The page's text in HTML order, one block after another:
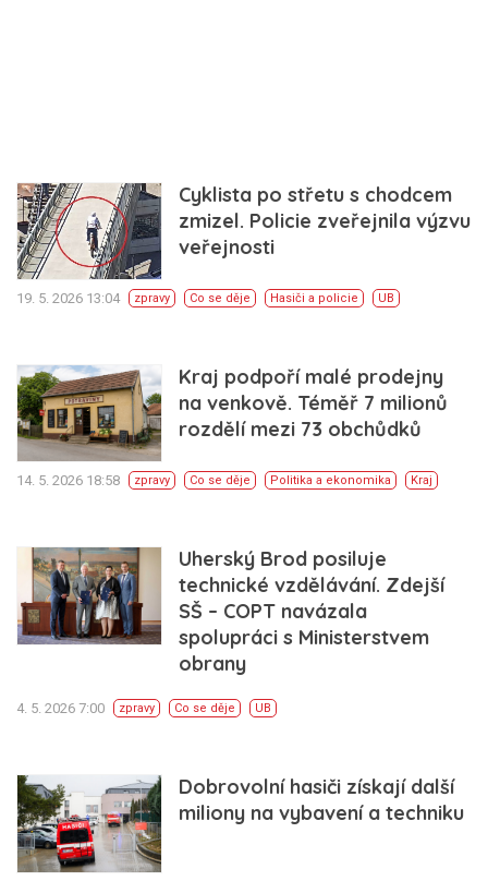
Cyklista po střetu s chodcem
zmizel. Policie zveřejnila výzvu
veřejnosti
19. 5. 2026 13:04 zpravy Co se děje Hasiči a policie UB
Kraj podpoří malé prodejny
na venkově. Téměř 7 milionů
rozdělí mezi 73 obchůdků
14. 5. 2026 18:58 zpravy Co se děje Politika a ekonomika Kraj
Uherský Brod posiluje
technické vzdělávání. Zdejší
SŠ – COPT navázala
spolupráci s Ministerstvem
obrany
4. 5. 2026 7:00 zpravy Co se děje UB
Dobrovolní hasiči získají další
miliony na vybavení a techniku